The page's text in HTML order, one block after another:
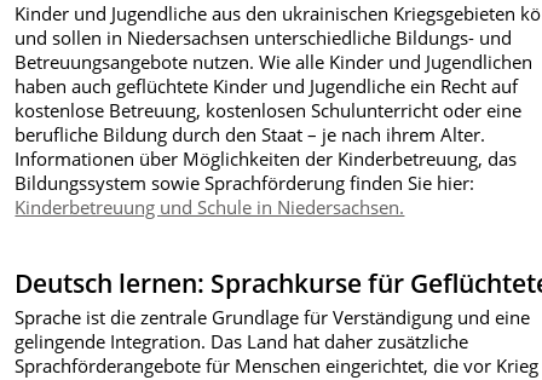
Kinder und Jugendliche aus den ukrainischen Kriegsgebieten
und sollen in Niedersachsen unterschiedliche Bildungs- und
Betreuungsangebote nutzen. Wie alle Kinder und Jugendlichen
haben auch geflüchtete Kinder und Jugendliche ein Recht auf
kostenlose Betreuung, kostenlosen Schulunterricht oder eine
berufliche Bildung durch den Staat – je nach ihrem Alter.
Informationen über Möglichkeiten der Kinderbetreuung, das
Bildungssystem sowie Sprachförderung finden Sie hier:
Kinderbetreuung und Schule in Niedersachsen.
Deutsch lernen: Sprachkurse für
Sprache ist die zentrale Grundlage für Verständigung und eine
gelingende Integration. Das Land hat daher zusätzliche
Sprachförderangebote für Menschen eingerichtet, die vor